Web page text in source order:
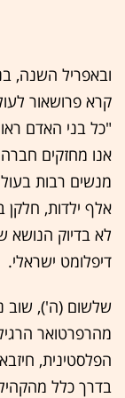
ובאפריל השנה,
קרא פרושאור
"כל בני האדם
אנו מחזקים
אלף ילדות, חלקן
לא בדיוק הנושא
דיפלומט ישראלי.
שלשום (ה'), שוב
מהרפרטואר
הפלסטינית,
בדרך כלל